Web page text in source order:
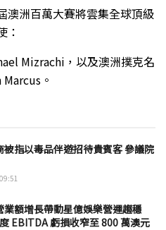
澳洲百萬大賽將雲集全球頂級
：
Mizrachi，以及澳洲撲克名
。
被指以毒品伴遊招待貴賓客 參議院
業額增長帶動星億娛樂營運趨穩
EBITDA 虧損收窄至 800 萬澳元